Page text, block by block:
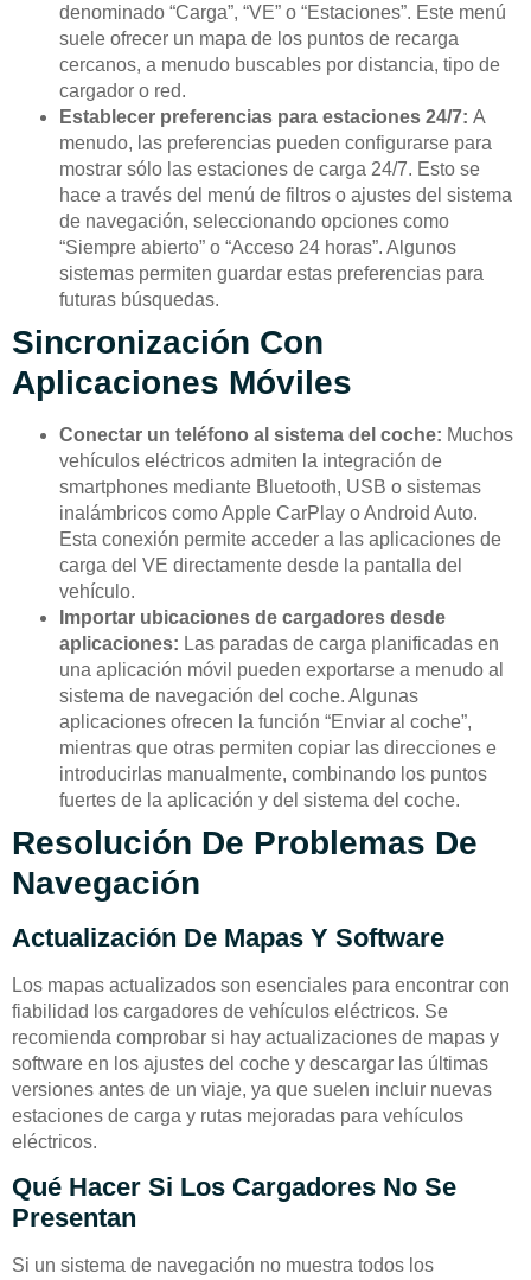
denominado “Carga”, “VE” o “Estaciones”. Este menú
suele ofrecer un mapa de los puntos de recarga
cercanos, a menudo buscables por distancia, tipo de
cargador o red.
Establecer preferencias para estaciones 24/7: A
menudo, las preferencias pueden configurarse para
mostrar sólo las estaciones de carga 24/7. Esto se
hace a través del menú de filtros o ajustes del sistema
de navegación, seleccionando opciones como
“Siempre abierto” o “Acceso 24 horas”. Algunos
sistemas permiten guardar estas preferencias para
futuras búsquedas.
Sincronización Con
Aplicaciones Móviles
Conectar un teléfono al sistema del coche: Muchos
vehículos eléctricos admiten la integración de
smartphones mediante Bluetooth, USB o sistemas
inalámbricos como Apple CarPlay o Android Auto.
Esta conexión permite acceder a las aplicaciones de
carga del VE directamente desde la pantalla del
vehículo.
Importar ubicaciones de cargadores desde
aplicaciones: Las paradas de carga planificadas en
una aplicación móvil pueden exportarse a menudo al
sistema de navegación del coche. Algunas
aplicaciones ofrecen la función “Enviar al coche”,
mientras que otras permiten copiar las direcciones e
introducirlas manualmente, combinando los puntos
fuertes de la aplicación y del sistema del coche.
Resolución De Problemas De
Navegación
Actualización De Mapas Y Software
Los mapas actualizados son esenciales para encontrar con
fiabilidad los cargadores de vehículos eléctricos. Se
recomienda comprobar si hay actualizaciones de mapas y
software en los ajustes del coche y descargar las últimas
versiones antes de un viaje, ya que suelen incluir nuevas
estaciones de carga y rutas mejoradas para vehículos
eléctricos.
Qué Hacer Si Los Cargadores No Se
Presentan
Si un sistema de navegación no muestra todos los